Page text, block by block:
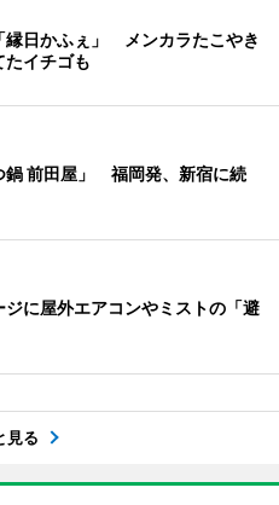
縁日かふぇ」 メンカラたこやき
たイチゴも
鍋 前田屋」 福岡発、新宿に続
に屋外エアコンやミストの「避
見る